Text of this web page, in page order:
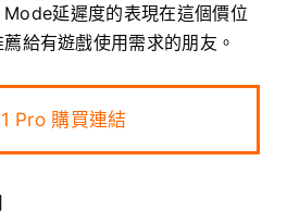
延遲度的表現在這個價位
給有遊戲使用需求的朋友。
Pro 購買連結